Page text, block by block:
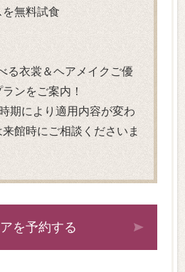
無料試食
る衣裳＆ヘアメイクご優
ンをご案内！
期により適用内容が変わ
館時にご相談くださいま
を予約する